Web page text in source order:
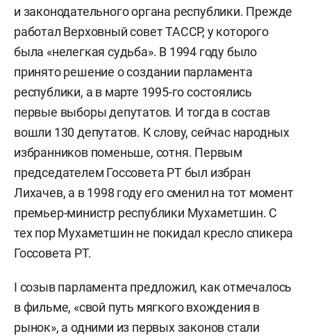
и законодательного органа республики. Прежде
работал Верховный совет ТАССР, у которого
была «нелегкая судьба». В 1994 году было
принято решение о создании парламента
республики, а в марте 1995-го состоялись
первые выборы депутатов. И тогда в состав
вошли 130 депутатов. К слову, сейчас народных
избранников поменьше, сотня. Первым
председателем Госсовета РТ был избран
Лихачев, а в 1998 году его сменил на тот момент
премьер-министр республики Мухаметшин. С
тех пор Мухаметшин не покидал кресло спикера
Госсовета РТ.
I созыв парламента предложил, как отмечалось
в фильме, «свой путь мягкого вхождения в
рынок», а одними из первых законов стали